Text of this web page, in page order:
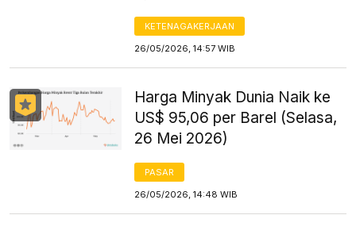
KETENAGAKERJAAN
26/05/2026, 14:57 WIB
Harga Minyak Dunia Naik ke
US$ 95,06 per Barel (Selasa,
26 Mei 2026)
PASAR
26/05/2026, 14:48 WIB